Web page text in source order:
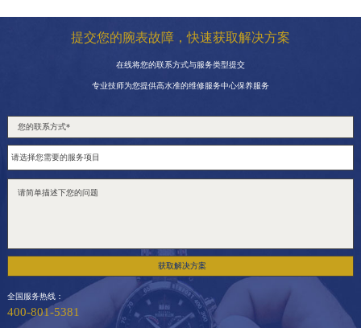
提交您的腕表故障，快速获取解决方案
在线将您的联系方式与服务类型提交
专业技师为您提供高水准的维修服务中心保养服务
获取解决方案
全国服务热线：
400-801-5381